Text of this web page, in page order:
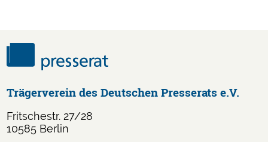
Trägerverein des Deutschen Presserats e.V.
Fritschestr. 27/28
10585 Berlin